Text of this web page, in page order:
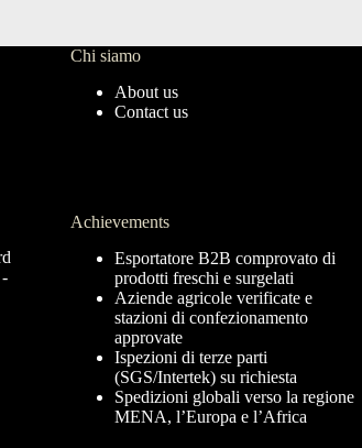
Chi siamo
About us
Contact us
Achievements
Esportatore B2B comprovato di
prodotti freschi e surgelati
Aziende agricole verificate e
stazioni di confezionamento
approvate
Ispezioni di terze parti
(SGS/Intertek) su richiesta
Spedizioni globali verso la regione
MENA, l’Europa e l’Africa